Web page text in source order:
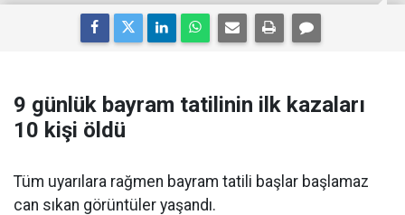
9 günlük bayram tatilinin ilk kazaları
10 kişi öldü
Tüm uyarılara rağmen bayram tatili başlar başlamaz
can sıkan görüntüler yaşandı.